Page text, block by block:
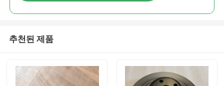
추천된 제품